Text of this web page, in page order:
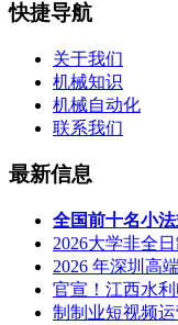
快捷导航
关于我们
机械知识
机械自动化
联系我们
最新信息
全国前十名小
2026大学非全
2026 年深圳高
官宣！江西水
制制业短视频